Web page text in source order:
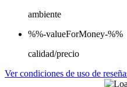
ambiente
%%-valueForMoney-%%
calidad/precio
Ver condiciones de uso de